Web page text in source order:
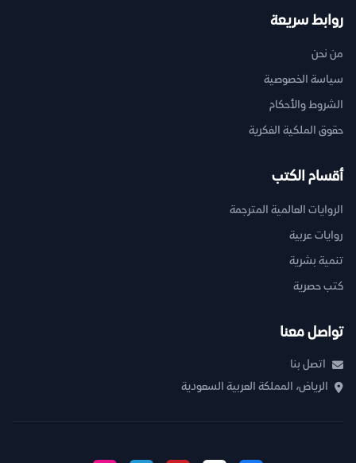
روابط سريعة
من نحن
سياسة الخصوصية
الشروط والأحكام
حقوق الملكية الفكرية
أقسام الكتب
الروايات العالمية المترجمة
روايات عربية
تنمية بشرية
كتب حصرية
تواصل معنا
اتصل بنا
الرياض، المملكة العربية السعودية